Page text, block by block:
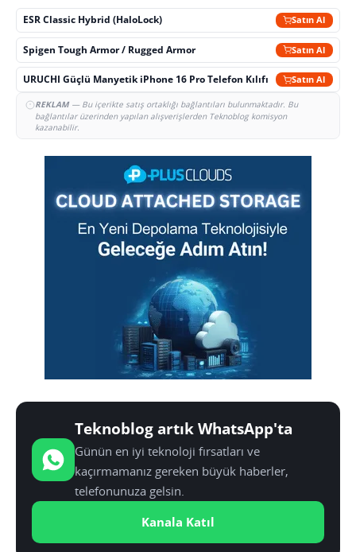
ESR Classic Hybrid (HaloLock) Satın Al
Spigen Tough Armor / Rugged Armor Satın Al
URUCHI Güçlü Manyetik iPhone 16 Pro Telefon Kılıfı Satın Al
REKLAM— Bu içerikte satış ortaklığı bağlantıları bulunmaktadır. Bu
bağlantılar üzerinden yapılan alışverişlerden Teknoblog komisyon
kazanabilir.
Teknoblog artık WhatsApp'ta
Günün en iyi teknoloji fırsatları ve
kaçırmamanız gereken büyük haberler,
telefonunuza gelsin.
Kanala Katıl